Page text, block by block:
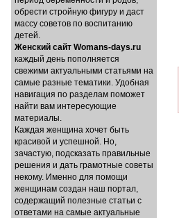
обрести стройную фигуру и даст
массу советов по воспитанию
детей.
Женский сайт Womans-days.ru
каждый день пополняется
свежими актуальными статьями на
самые разные тематики. Удобная
навигация по разделам поможет
найти вам интересующие
материалы.
Каждая женщина хочет быть
красивой и успешной. Но,
зачастую, подсказать правильные
решения и дать грамотные советы
некому. Именно для помощи
женщинам создан наш портал,
содержащий полезные статьи с
ответами на самые актуальные